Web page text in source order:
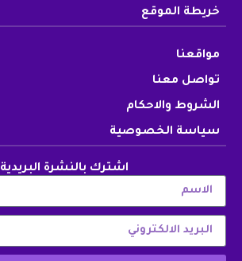
خريطة الموقع
مواقعنا
تواصل معنا
الشروط والاحكام
سياسة الخصوصية
اشترك بالنشرة البريدية